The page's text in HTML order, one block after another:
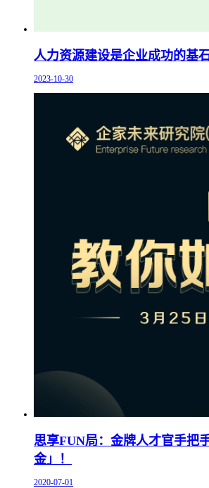
人力资源建设是企业成功的基
2023-10-30
思享FUN局：金牌人才官手把
金」！
2020-07-01